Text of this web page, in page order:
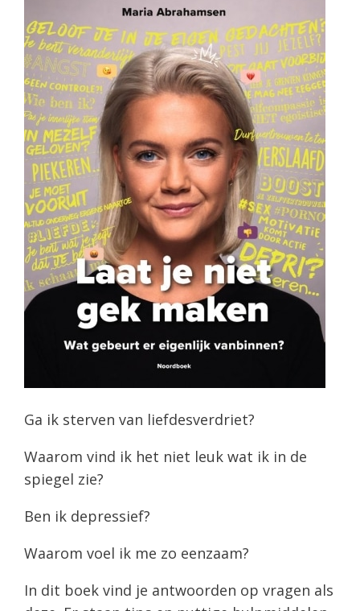
Ga ik sterven van liefdesverdriet?
Waarom vind ik het niet leuk wat ik in de
spiegel zie?
Ben ik depressief?
Waarom voel ik me zo eenzaam?
In dit boek vind je antwoorden op vragen als